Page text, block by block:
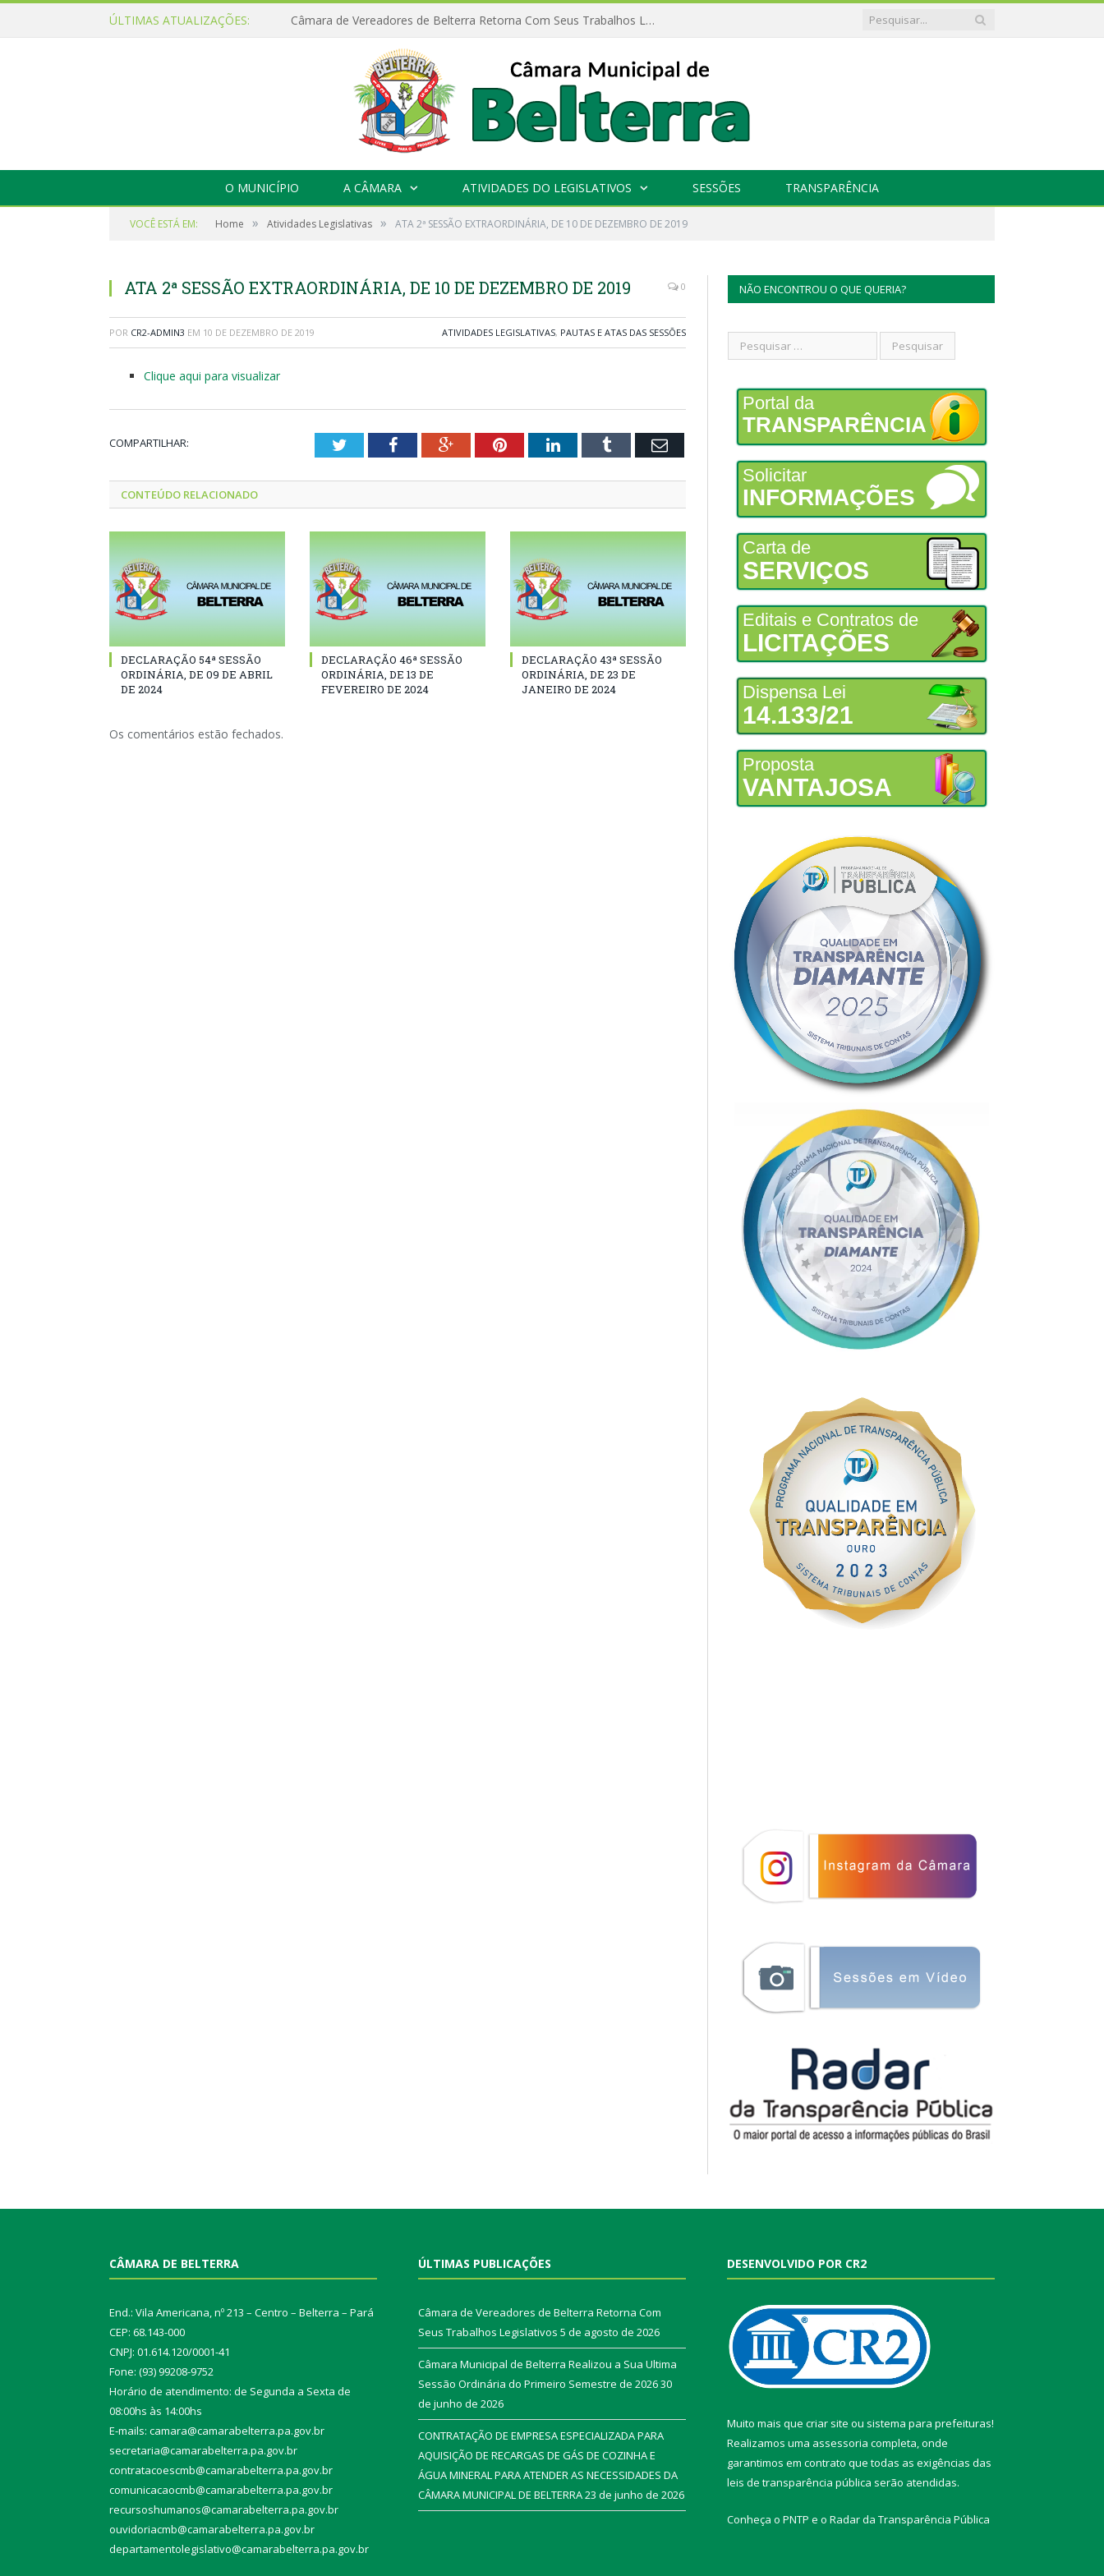
ÚLTIMAS ATUALIZAÇÕES: Câmara de Vereadores de Belterra Retorna Com Seus Trabalhos Legislativos
O MUNICÍPIO A CÂMARA ATIVIDADES DO LEGISLATIVOS SESSÕES TRANSPARÊNCIA
VOCÊ ESTÁ EM: Home » Atividades Legislativas » ATA 2ª SESSÃO EXTRAORDINÁRIA, DE 10 DE DEZEMBRO DE 2019
ATA 2ª SESSÃO EXTRAORDINÁRIA, DE 10 DE DEZEMBRO DE 2019 0
POR CR2-ADMIN3 EM 10 DE DEZEMBRO DE 2019 ATIVIDADES LEGISLATIVAS, PAUTAS E ATAS DAS SESSÕES
Clique aqui para visualizar
COMPARTILHAR: TwitterFacebookGoogle+PinterestLinkedInTumblr Email
CONTEÚDO RELACIONADO
DECLARAÇÃO 54ª SESSÃO
ORDINÁRIA, DE 09 DE ABRIL
DE 2024
DECLARAÇÃO 46ª SESSÃO
ORDINÁRIA, DE 13 DE
FEVEREIRO DE 2024
DECLARAÇÃO 43ª SESSÃO
ORDINÁRIA, DE 23 DE
JANEIRO DE 2024
Os comentários estão fechados.
NÃO ENCONTROU O QUE QUERIA?
Portal da
TRANSPARÊNCIA
Solicitar
INFORMAÇÕES
Carta de
SERVIÇOS
Editais e Contratos de
LICITAÇÕES
Dispensa Lei
14.133/21
Proposta
VANTAJOSA
CÂMARA DE BELTERRA
End.: Vila Americana, nº 213 – Centro – Belterra – Pará
CEP: 68.143-000
CNPJ: 01.614.120/0001-41
Fone: (93) 99208-9752
Horário de atendimento: de Segunda a Sexta de
08:00hs às 14:00hs
E-mails: camara@camarabelterra.pa.gov.br
secretaria@camarabelterra.pa.gov.br
contratacoescmb@camarabelterra.pa.gov.br
comunicacaocmb@camarabelterra.pa.gov.br
recursoshumanos@camarabelterra.pa.gov.br
ouvidoriacmb@camarabelterra.pa.gov.br
departamentolegislativo@camarabelterra.pa.gov.br
ÚLTIMAS PUBLICAÇÕES
Câmara de Vereadores de Belterra Retorna Com
Seus Trabalhos Legislativos 5 de agosto de 2026
Câmara Municipal de Belterra Realizou a Sua Ultima
Sessão Ordinária do Primeiro Semestre de 202630
de junho de 2026
CONTRATAÇÃO DE EMPRESA ESPECIALIZADA PARA
AQUISIÇÃO DE RECARGAS DE GÁS DE COZINHA E
ÁGUA MINERAL PARA ATENDER AS NECESSIDADES DA
CÂMARA MUNICIPAL DE BELTERRA23 de junho de 2026
DESENVOLVIDO POR CR2
Muito mais que criar site ou sistema para prefeituras!
Realizamos uma assessoria completa, onde
garantimos em contrato que todas as exigências das
leis de transparência pública serão atendidas.
Conheça o PNTP e o Radar da Transparência Pública